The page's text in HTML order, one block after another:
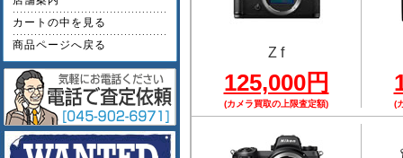
カートの中を見る
商品ページへ戻る
Z f
125,000円
(カメラ買取の上限査定額) (